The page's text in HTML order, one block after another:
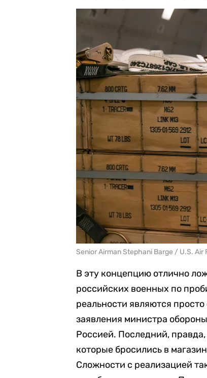
Senior Airman Stephani Barge / U.S. Air
В эту концепцию отлично
российских военных по
реальности являются
заявления министра
Россией. Последний,
которые бросились в
Сложности с реализацией